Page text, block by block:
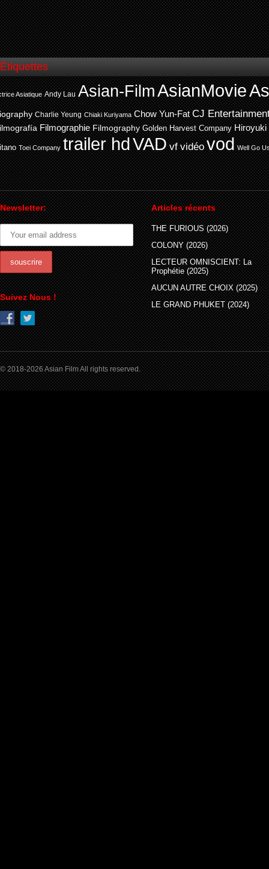
byAsian-Network
Étiquettes
Asiatique Andy Lau Asian-FilmAsianMovie
Charlie Yeung Chiaki Kuriyama Chow Yun-Fat CJ
Filmographie Filmography Golden Harvest Company Hiroyuki
Toei Company trailer hdVAD vf vidéo vod Well Go
Newsletter:
Suivez Nous !
Articles récents
THE FURIOUS (2026)
COLONY (2026)
LECTEUR OMNISCIENT: La
Prophétie (2025)
AUCUN AUTRE CHOIX (2025)
LE GRAND PHUKET (2024)
© 2018-2026 Asian Film All rights reserved.